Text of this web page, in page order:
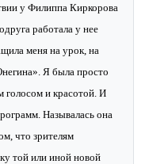
у Филиппа Киркорова
работала у нее
меня на урок, на
Я была просто
голосом и красотой. И
Называлась она
что зрителям
той или иной новой